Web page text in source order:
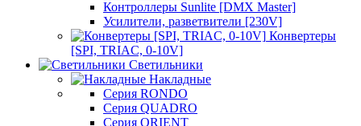
Контроллеры Sunlite [DMX Master]
Усилители, разветвители [230V]
Конвертеры
[SPI, TRIAC, 0-10V]
Светильники
Накладные
Серия RONDO
Серия QUADRO
Серия ORIENT